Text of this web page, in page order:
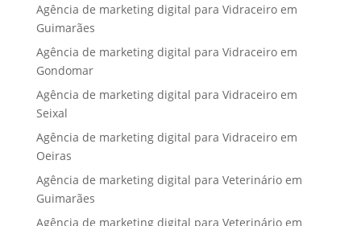
Agência de marketing digital para Vidraceiro em
Guimarães
Agência de marketing digital para Vidraceiro em
Gondomar
Agência de marketing digital para Vidraceiro em
Seixal
Agência de marketing digital para Vidraceiro em
Oeiras
Agência de marketing digital para Veterinário em
Guimarães
Agência de marketing digital para Veterinário em